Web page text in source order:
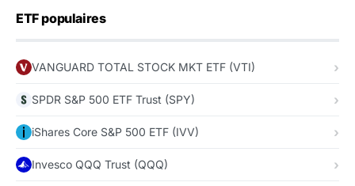
ETF populaires
VANGUARD TOTAL STOCK MKT ETF (VTI)
SPDR S&P 500 ETF Trust (SPY)
iShares Core S&P 500 ETF (IVV)
Invesco QQQ Trust (QQQ)